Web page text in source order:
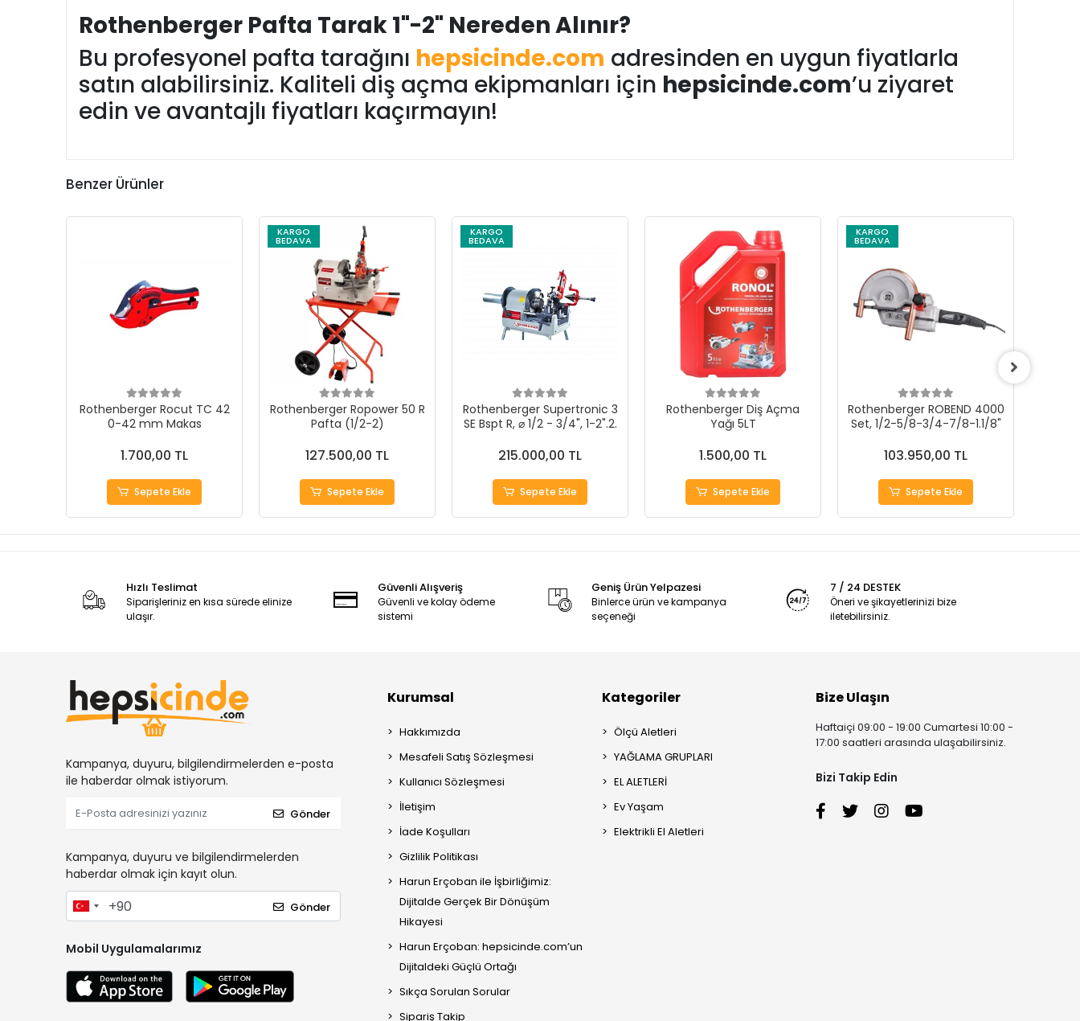
Rothenberger Pafta Tarak 1"-2" Nereden Alınır?
Bu profesyonel pafta tarağını hepsicinde.com adresinden en uygun fiyatlarla
satın alabilirsiniz. Kaliteli diş açma ekipmanları için hepsicinde.com’u ziyaret
edin ve avantajlı fiyatları kaçırmayın!
Benzer Ürünler
Rothenberger Rocut TC 42
0-42 mm Makas
1.700,00 TL
Sepete Ekle
KARGO
BEDAVA
Rothenberger Ropower 50 R
Pafta (1/2-2)
127.500,00 TL
Sepete Ekle
KARGO
BEDAVA
Rothenberger Supertronic 3
SE Bspt R, ⌀ 1/2 - 3/4", 1-2".2.
215.000,00 TL
Sepete Ekle
Rothenberger Diş Açma
Yağı 5LT
1.500,00 TL
Sepete Ekle
KARGO
BEDAVA
Rothenberger ROBEND 4000
Set, 1/2-5/8-3/4-7/8-1.1/8"
103.950,00 TL
Sepete Ekle
Hızlı Teslimat
Siparişleriniz en kısa sürede elinize
ulaşır.
Güvenli Alışveriş
Güvenli ve kolay ödeme
sistemi
Geniş Ürün Yelpazesi
Binlerce ürün ve kampanya
seçeneği
7 / 24 DESTEK
Öneri ve şikayetlerinizi bize
iletebilirsiniz.
Kampanya, duyuru, bilgilendirmelerden e-posta
ile haberdar olmak istiyorum.
Gönder
Kampanya, duyuru ve bilgilendirmelerden
haberdar olmak için kayıt olun.
Gönder
Mobil Uygulamalarımız
Kurumsal
Hakkımızda
Mesafeli Satış Sözleşmesi
Kullanıcı Sözleşmesi
İletişim
İade Koşulları
Gizlilik Politikası
Harun Erçoban ile İşbirliğimiz:
Dijitalde Gerçek Bir Dönüşüm
Hikayesi
Harun Erçoban: hepsicinde.com’un
Dijitaldeki Güçlü Ortağı
Sıkça Sorulan Sorular
Sipariş Takip
Kategoriler
Ölçü Aletleri
YAĞLAMA GRUPLARI
EL ALETLERİ
Ev Yaşam
Elektrikli El Aletleri
Bize Ulaşın
Haftaiçi 09:00 - 19:00 Cumartesi 10:00 -
17:00 saatleri arasında ulaşabilirsiniz.
Bizi Takip Edin